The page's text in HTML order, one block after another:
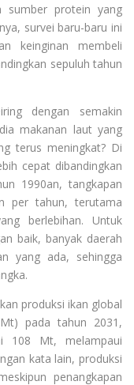
sumber protein yang
survei baru-baru ini
keinginan membeli
sepuluh tahun
dengan semakin
makanan laut yang
terus meningkat? Di
cepat dibandingkan
1990an, tangkapan
per tahun, terutama
berlebihan. Untuk
baik, banyak daerah
yang ada, sehingga
produksi ikan global
pada tahun 2031,
108 Mt, melampaui
kata lain, produksi
penangkapan